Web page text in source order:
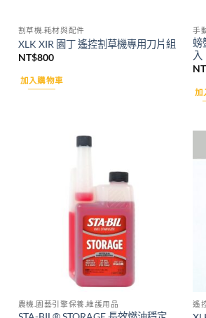
割草機.耗材與配件
XLK XIR 園丁 遙控割草機專用刀片組
NT$800
加入購物車
手
螃
入
加
農機.園藝引擎保養.維護用品 遙